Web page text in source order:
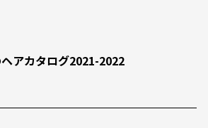
アカタログ2021-2022